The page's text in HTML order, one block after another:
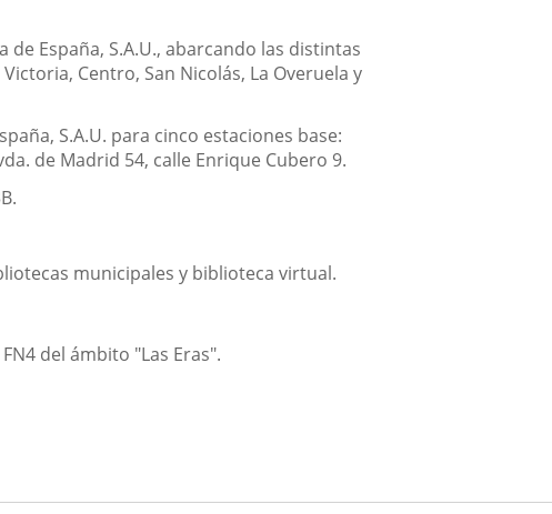
España, S.A.U., abarcando las distintas
Centro, San Nicolás, La Overuela y
S.A.U. para cinco estaciones base:
de Madrid 54, calle Enrique Cubero 9.
municipales y biblioteca virtual.
del ámbito "Las Eras".